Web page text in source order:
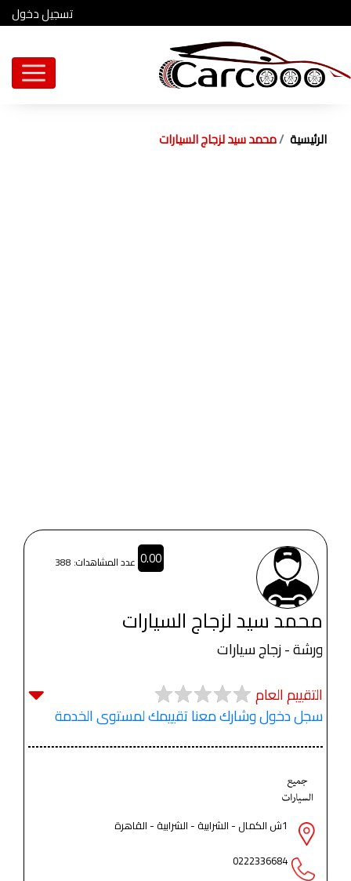
تسجيل دخول
الرئيسية محمد سيد لزجاج السيارات
محمد سيد لزجاج السيارات
ورشة - زجاج سيارات
التقييم العام
سجل دخول وشارك معنا تقييمك لمستوى الخدمة
1ش الكمال - الشرابية - الشرابية - القاهرة
0222336684
0.00 عدد المشاهدات: 388